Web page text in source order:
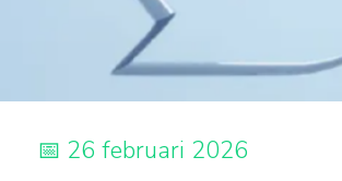
26 februari 2026